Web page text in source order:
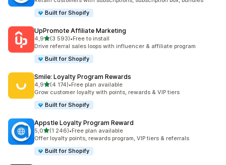
Built for Shopify
UpPromote Affiliate Marketing
4,9/ 5 tähteä
(3 593)
3593 arvostelua yhteensä
•Free to install
Drive referral sales loops with influencer & affiliate program
Built for Shopify
Smile: Loyalty Program Rewards
4,9/ 5 tähteä
(4 174)
4174 arvostelua yhteensä
•Free plan available
Grow customer loyalty with points, rewards & VIP tiers
Built for Shopify
Appstle Loyalty Program Reward
5,0/ 5 tähteä
(1 246)
1246 arvostelua yhteensä
•Free plan available
Offer loyalty points, rewards program, VIP tiers & referrals
Built for Shopify